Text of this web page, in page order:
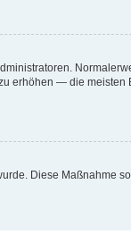
erhöhen — die meisten
Diese Maßnahme